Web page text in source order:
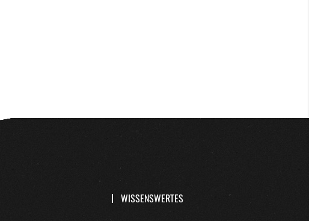
WISSENSWERTES